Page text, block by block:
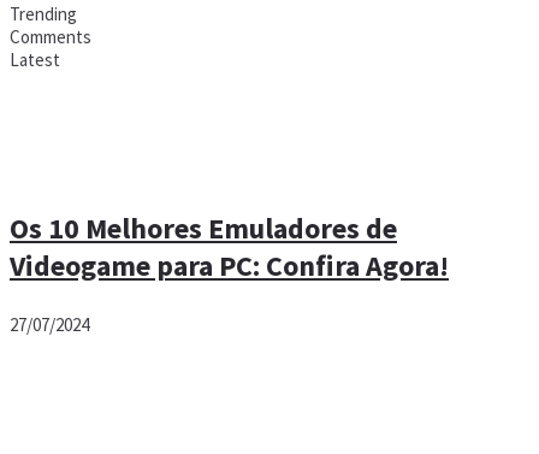
Trending
Comments
Latest
Os 10 Melhores Emuladores de
Videogame para PC: Confira Agora!
27/07/2024